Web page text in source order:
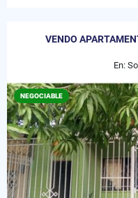
VENDO
En:
NEGOCIABLE